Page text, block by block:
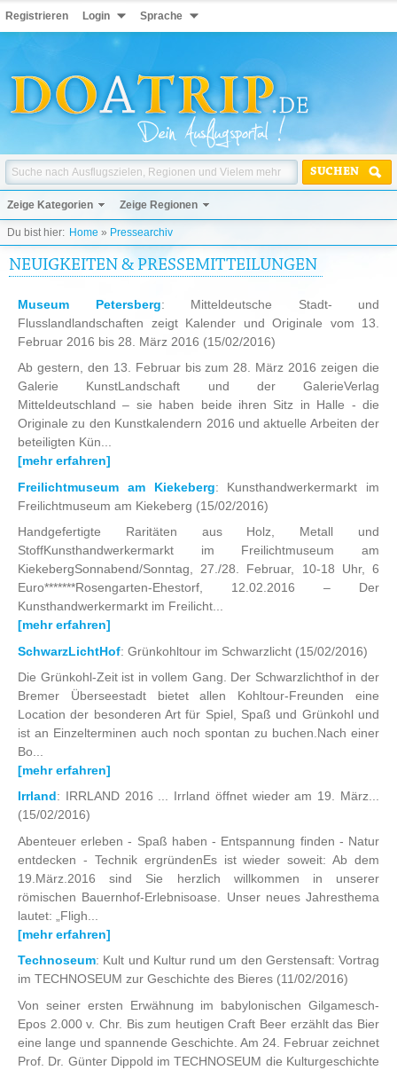
Registrieren Login Sprache
SUCHEN
Zeige Kategorien Zeige Regionen
Du bist hier: Home » Pressearchiv
NEUIGKEITEN & PRESSEMITTEILUNGEN
Museum Petersberg: Mitteldeutsche Stadt- und
Flusslandlandschaften zeigt Kalender und Originale vom 13.
Februar 2016 bis 28. März 2016 (15/02/2016)
Ab gestern, den 13. Februar bis zum 28. März 2016 zeigen die
Galerie KunstLandschaft und der GalerieVerlag
Mitteldeutschland – sie haben beide ihren Sitz in Halle - die
Originale zu den Kunstkalendern 2016 und aktuelle Arbeiten der
beteiligten Kün...
[mehr erfahren]
Freilichtmuseum am Kiekeberg: Kunsthandwerkermarkt im
Freilichtmuseum am Kiekeberg (15/02/2016)
Handgefertigte Raritäten aus Holz, Metall und
StoffKunsthandwerkermarkt im Freilichtmuseum am
KiekebergSonnabend/Sonntag, 27./28. Februar, 10-18 Uhr, 6
Euro*******Rosengarten-Ehestorf, 12.02.2016 – Der
Kunsthandwerkermarkt im Freilicht...
[mehr erfahren]
SchwarzLichtHof: Grünkohltour im Schwarzlicht (15/02/2016)
Die Grünkohl-Zeit ist in vollem Gang. Der Schwarzlichthof in der
Bremer Überseestadt bietet allen Kohltour-Freunden eine
Location der besonderen Art für Spiel, Spaß und Grünkohl und
ist an Einzelterminen auch noch spontan zu buchen.Nach einer
Bo...
[mehr erfahren]
Irrland: IRRLAND 2016 ... Irrland öffnet wieder am 19. März...
(15/02/2016)
Abenteuer erleben - Spaß haben - Entspannung finden - Natur
entdecken - Technik ergründenEs ist wieder soweit: Ab dem
19.März.2016 sind Sie herzlich willkommen in unserer
römischen Bauernhof-Erlebnisoase. Unser neues Jahresthema
lautet: „Fligh...
[mehr erfahren]
Technoseum: Kult und Kultur rund um den Gerstensaft: Vortrag
im TECHNOSEUM zur Geschichte des Bieres (11/02/2016)
Von seiner ersten Erwähnung im babylonischen Gilgamesch-
Epos 2.000 v. Chr. Bis zum heutigen Craft Beer erzählt das Bier
eine lange und spannende Geschichte. Am 24. Februar zeichnet
Prof. Dr. Günter Dippold im TECHNOSEUM die Kulturgeschichte